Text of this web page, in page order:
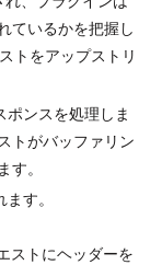
ているかを把握し
トをアップストリ
ンスを処理しま
トがバッファリン
。
す。
ストにヘッダーを